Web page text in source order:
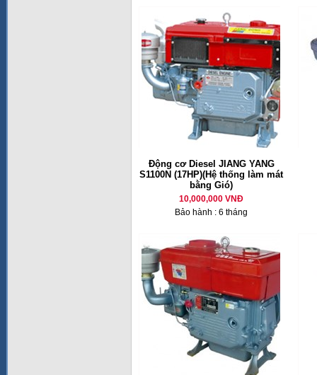
Động cơ Diesel JIANG YANG
S1100N (17HP)(Hệ thống làm mát
bằng Gió)
10,000,000 VNĐ
Bảo hành : 6 tháng